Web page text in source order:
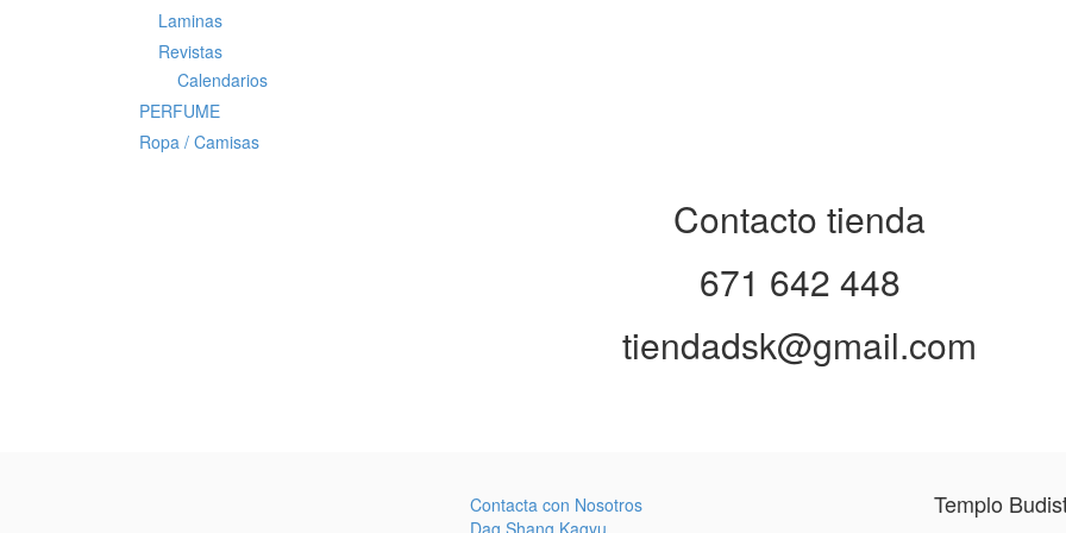
Laminas
Revistas
Calendarios
PERFUME
Ropa / Camisas
Contacto tienda
671 642 448
tiendadsk@gmail.com
Contacta con Nosotros
Dag Shang Kagyu
Templo